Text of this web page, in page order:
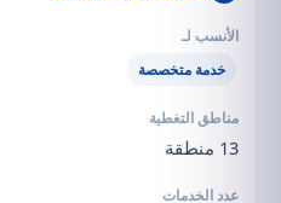
خدمة متخصصة
13 منطقة